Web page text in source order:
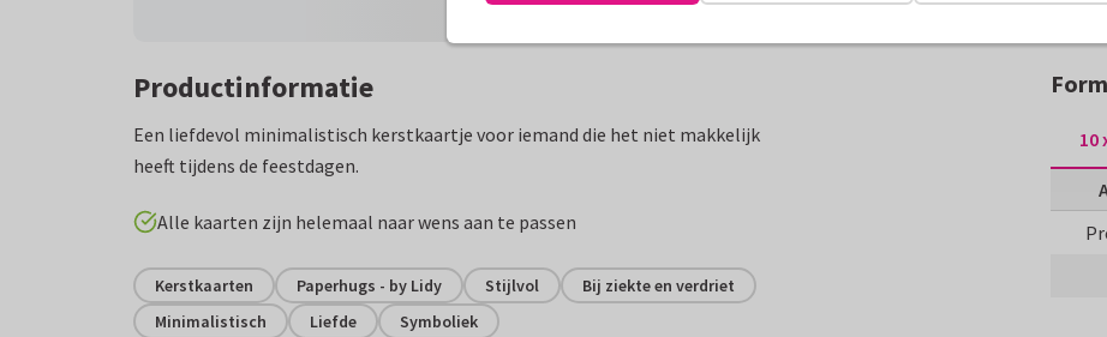
Productinformatie
Een liefdevol minimalistisch kerstkaartje voor iemand die het niet makkelijk
heeft tijdens de feestdagen.
Alle kaarten zijn helemaal naar wens aan te passen
Kerstkaarten Paperhugs - by Lidy Stijlvol
Bij ziekte en verdriet
Minimalistisch
Liefde Symboliek
10